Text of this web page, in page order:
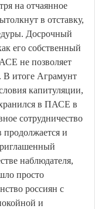
на отчаянное
в отставку,
Досрочный
его собственный
не позволяет
В итоге Аграмунт
капитуляции,
в ПАСЕ в
сотрудничество
продолжается и
наблюдателя,
просто
россиян с
и